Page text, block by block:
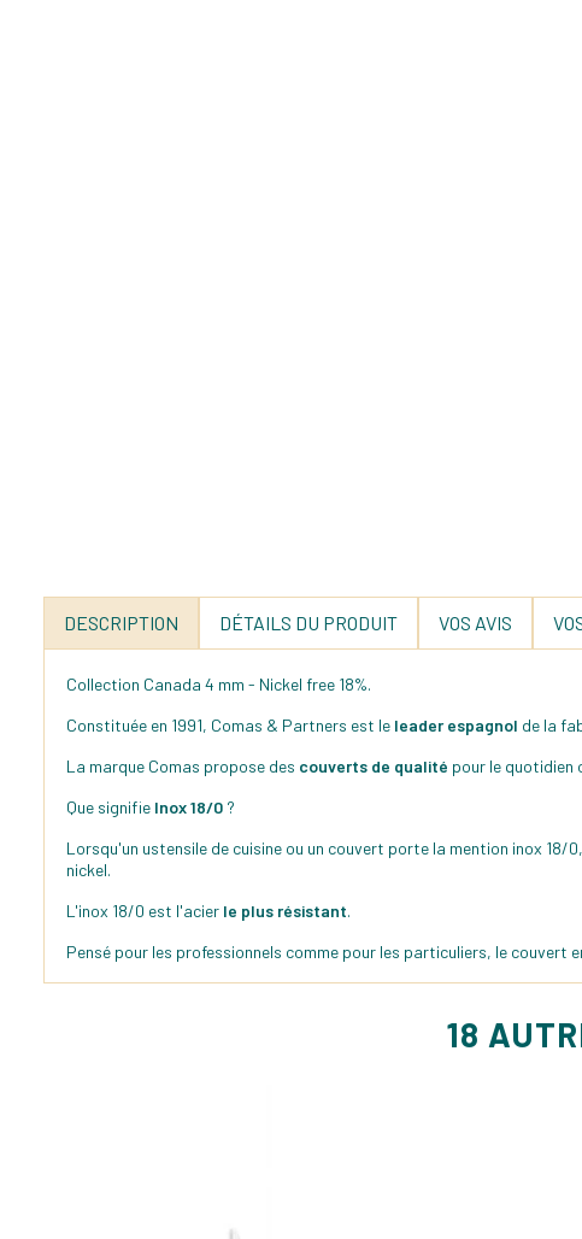
DESCRIPTION DÉTAILS DU PRODUIT VOS AVIS
Collection Canada 4 mm - Nickel free 18%.
Constituée en 1991, Comas & Partners est le leader espagnol de la
La marque Comas propose des couverts de qualité pour le quotidien
Que signifie Inox 18/0 ?
Lorsqu'un ustensile de cuisine ou un couvert porte la mention inox
nickel.
L'inox 18/0 est l'acier le plus résistant.
Pensé pour les professionnels comme pour les particuliers, le couvert
18